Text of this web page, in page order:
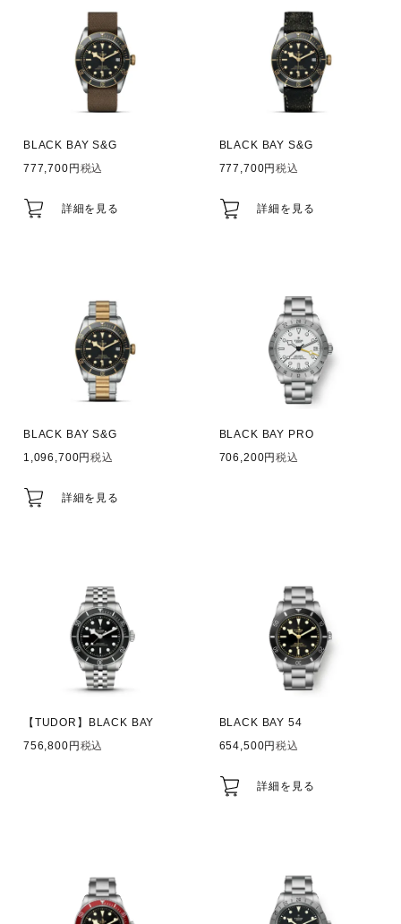
BLACK BAY S&G
777,700
税込
詳細を見る
BLACK BAY S&G
777,700
税込
詳細を見る
BLACK BAY S&G
1,096,700
税込
詳細を見る
BLACK BAY PRO
706,200
税込
【TUDOR】BLACK BAY
756,800
税込
BLACK BAY 54
654,500
税込
詳細を見る